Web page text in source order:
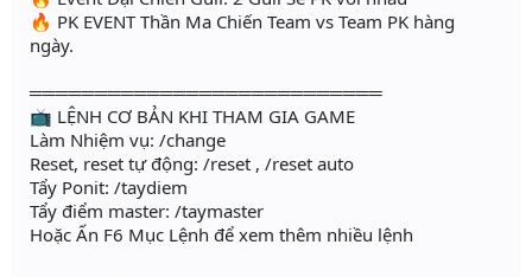
🔥 PK EVENT Thần Ma Chiến Team vs Team PK hàng
ngày.
═══════════════════════════
📺 LỆNH CƠ BẢN KHI THAM GIA GAME
Làm Nhiệm vụ: /change
Reset, reset tự động: /reset , /reset auto
Tẩy Ponit: /taydiem
Tẩy điểm master: /taymaster
Hoặc Ấn F6 Mục Lệnh để xem thêm nhiều lệnh